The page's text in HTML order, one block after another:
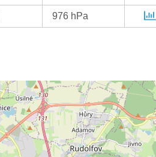
976 hPa